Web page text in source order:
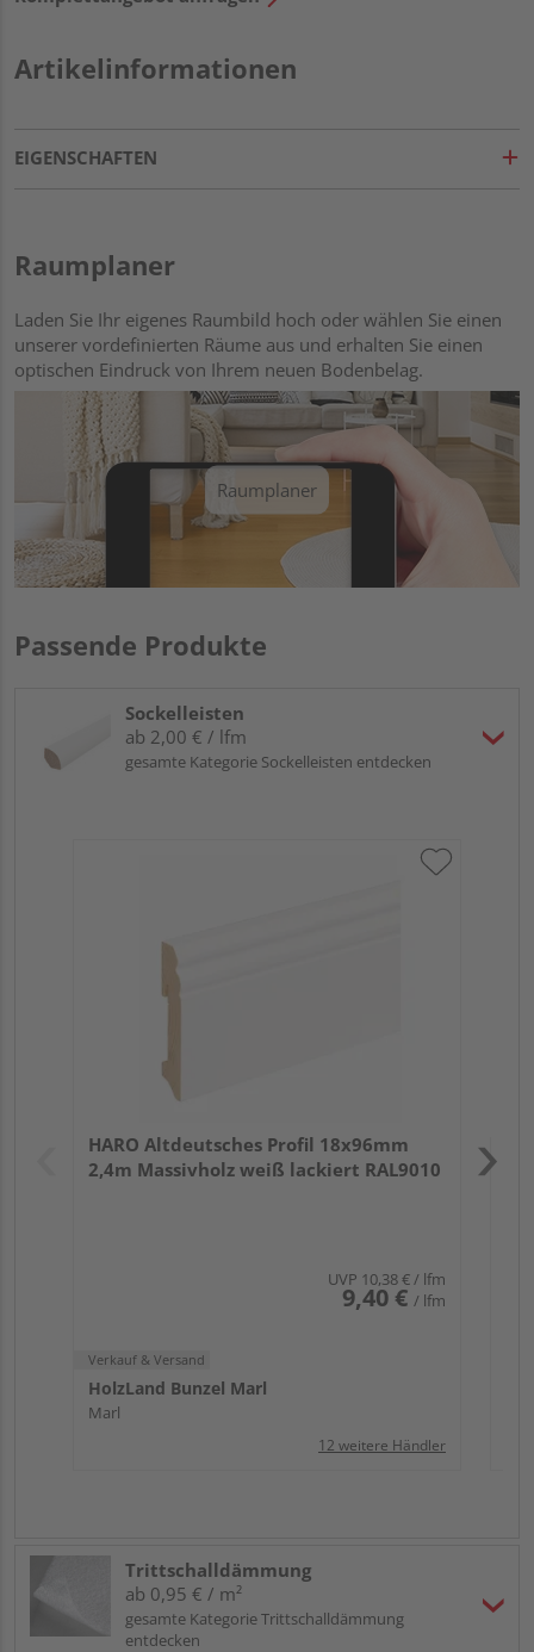
Artikelinformationen
EIGENSCHAFTEN
Raumplaner
Laden Sie Ihr eigenes Raumbild hoch oder wählen Sie einen
unserer vordefinierten Räume aus und erhalten Sie einen
optischen Eindruck von Ihrem neuen Bodenbelag.
Raumplaner
Passende Produkte
Sockelleisten
ab 2,00 € / lfm
gesamte Kategorie Sockelleisten entdecken
HARO Altdeutsches Profil 18x96mm
2,4m Massivholz weiß lackiert RAL9010
UVP 10,38 €/ lfm
9,40 € / lfm
Verkauf & Versand
HolzLand Bunzel Marl
Marl
12 weitere Händler
Trittschalldämmung
ab 0,95 € / m²
gesamte Kategorie Trittschalldämmung
entdecken